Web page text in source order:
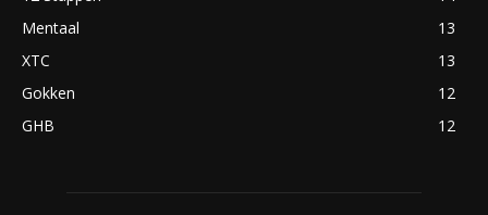
Mentaal
13
XTC
13
Gokken
12
GHB
12